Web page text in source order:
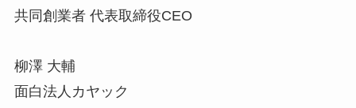
共同創業者 代表取締役CEO
柳澤 大輔
面白法人カヤック